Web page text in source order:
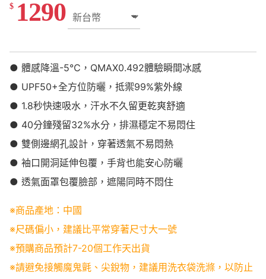
$ 1290
● 體感降溫-5℃，QMAX0.492體驗瞬間冰感
● UPF50+全方位防曬，抵禦99%紫外線
● 1.8秒快速吸水，汗水不久留更乾爽舒適
● 40分鐘殘留32%水分，排濕穩定不易悶住
● 雙側邊網孔設計，穿著透氣不易悶熱
● 袖口開洞延伸包覆，手背也能安心防曬
● 透氣面罩包覆臉部，遮陽同時不悶住
※商品產地：中國
※尺碼偏小，建議比平常穿著尺寸大一號
※預購商品預計7-20個工作天出貨
※請避免接觸魔鬼氈、尖銳物，建議用洗衣袋洗滌，以防止